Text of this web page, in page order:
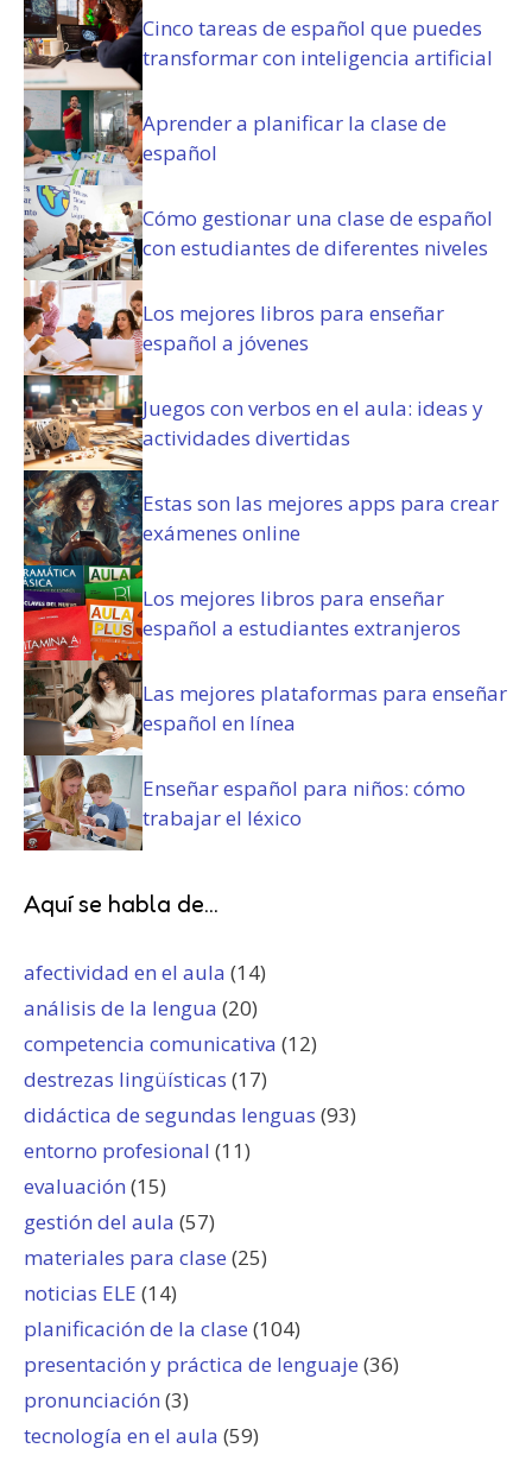
s
(
O
b
l
i
g
a
o
r
i
o
)
Cinco tareas de español que puedes
transformar con inteligencia artificial
Aprender a planificar la clase de
español
Cómo gestionar una clase de español
con estudiantes de diferentes niveles
Los mejores libros para enseñar
español a jóvenes
Juegos con verbos en el aula: ideas y
actividades divertidas
Estas son las mejores apps para crear
exámenes online
Los mejores libros para enseñar
español a estudiantes extranjeros
Las mejores plataformas para enseñar
español en línea
Enseñar español para niños: cómo
trabajar el léxico
Aquí se habla de...
afectividad en el aula (14)
análisis de la lengua (20)
competencia comunicativa (12)
destrezas lingüísticas (17)
didáctica de segundas lenguas (93)
entorno profesional (11)
evaluación (15)
gestión del aula (57)
materiales para clase (25)
noticias ELE (14)
planificación de la clase (104)
presentación y práctica de lenguaje (36)
pronunciación (3)
tecnología en el aula (59)